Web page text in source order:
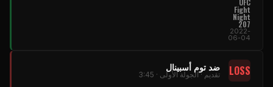
Fight
Night
207
2022-
06-04
LOSS ضد توم أسبينال
تقديم · الجولة الأولى · 3:45